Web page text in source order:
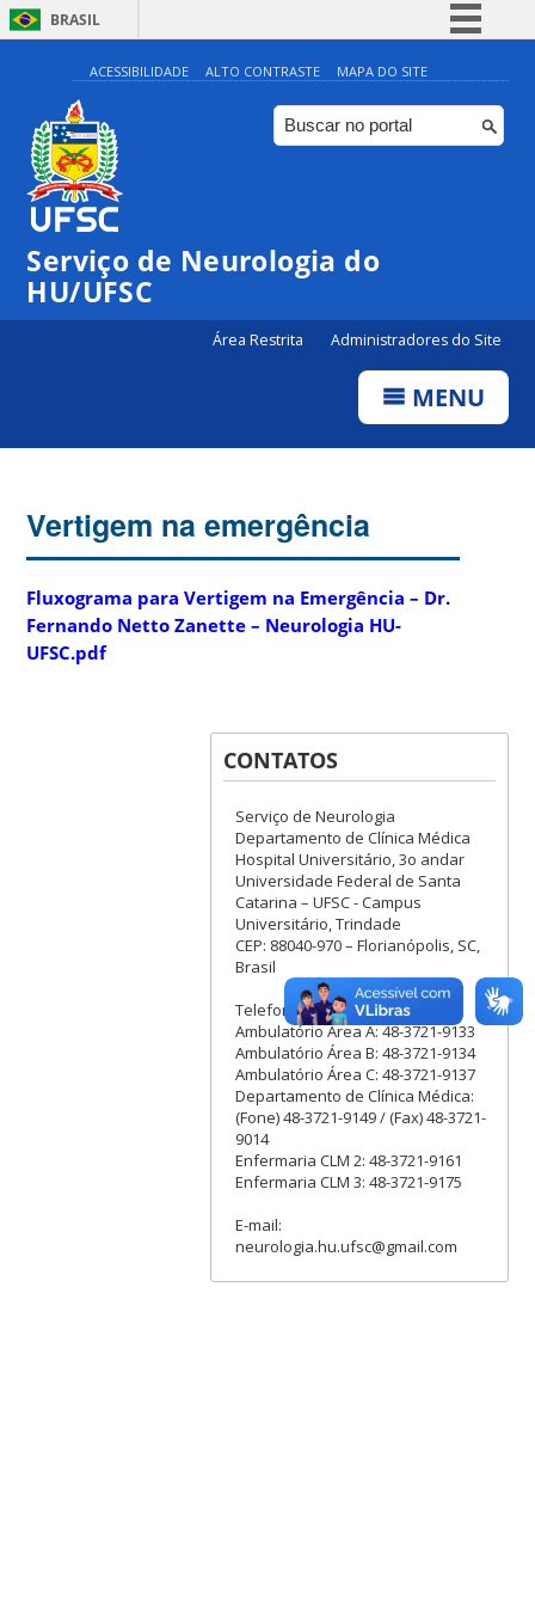
BRASIL
Simplifique!
Comunica BR
Participe
Canais
ACESSIBILIDADE ALTO CONTRASTE MAPA DO SITE
Serviço de Neurologia do
HU/UFSC
Área Restrita Administradores do Site
MENU
Vertigem na emergência
Fluxograma para Vertigem na Emergência – Dr.
Fernando Netto Zanette – Neurologia HU-
UFSC.pdf
CONTATOS
Serviço de Neurologia
Departamento de Clínica Médica
Hospital Universitário, 3o andar
Universidade Federal de Santa
Catarina – UFSC - Campus
Universitário, Trindade
CEP: 88040-970 – Florianópolis, SC,
Brasil
Telefones:
Ambulatório Área A: 48-3721-9133
Ambulatório Área B: 48-3721-9134
Ambulatório Área C: 48-3721-9137
Departamento de Clínica Médica:
(Fone) 48-3721-9149 / (Fax) 48-3721-
9014
Enfermaria CLM 2: 48-3721-9161
Enfermaria CLM 3: 48-3721-9175
E-mail:
neurologia.hu.ufsc@gmail.com